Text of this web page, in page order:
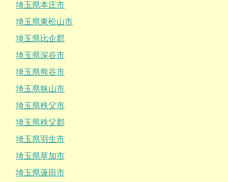
埼玉県本庄市
埼玉県東松山市
埼玉県比企郡
埼玉県深谷市
埼玉県熊谷市
埼玉県狭山市
埼玉県秩父市
埼玉県秩父郡
埼玉県羽生市
埼玉県草加市
埼玉県蓮田市